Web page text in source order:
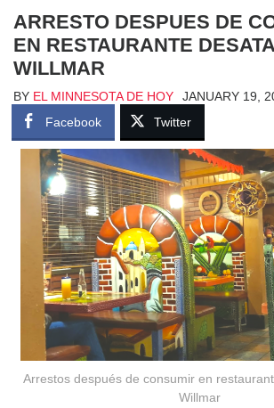
ARRESTO DESPUES DE
EN RESTAURANTE
WILLMAR
BY EL MINNESOTA DE HOY
JANUARY 19,
Facebook
Twitter
Arrestos después de consumir en
Willmar